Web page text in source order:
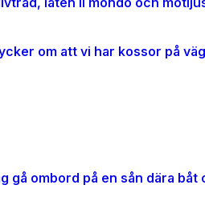
om att vi har kossor på